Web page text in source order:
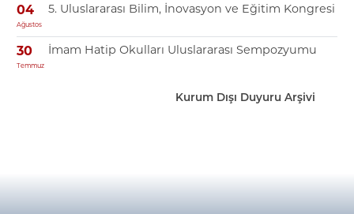
04
Ağustos
5. Uluslararası Bilim, İnovasyon ve Eğitim Kongresi
30
Temmuz
İmam Hatip Okulları Uluslararası Sempozyumu
Kurum Dışı Duyuru Arşivi